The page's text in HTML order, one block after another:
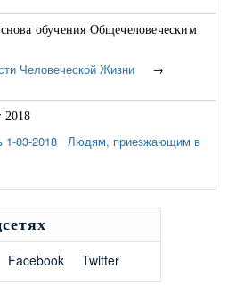
обучения Общечеловеческим
Человеческой Жизни →
2018
1-03-2018 Людям, приезжающим в
Facebook Twitter